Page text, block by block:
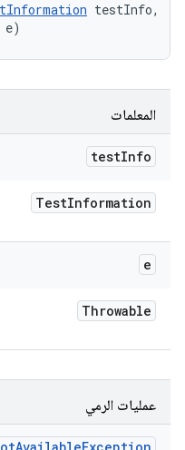
testInfo,
e)
المعلمات
testInfo
TestInformation
e
Throwable
عمليات الرمي